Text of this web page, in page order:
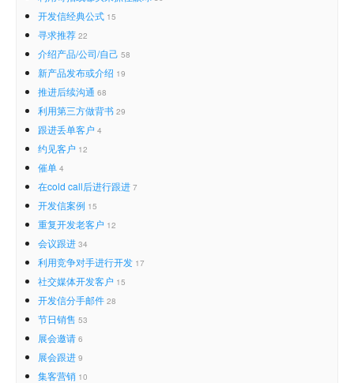
开发信经典公式 15
寻求推荐 22
介绍产品/公司/自己 58
新产品发布或介绍 19
推进后续沟通 68
利用第三方做背书 29
跟进丢单客户 4
约见客户 12
催单 4
在cold call后进行跟进 7
开发信案例 15
重复开发老客户 12
会议跟进 34
利用竞争对手进行开发 17
社交媒体开发客户 15
开发信分手邮件 28
节日销售 53
展会邀请 6
展会跟进 9
集客营销 10